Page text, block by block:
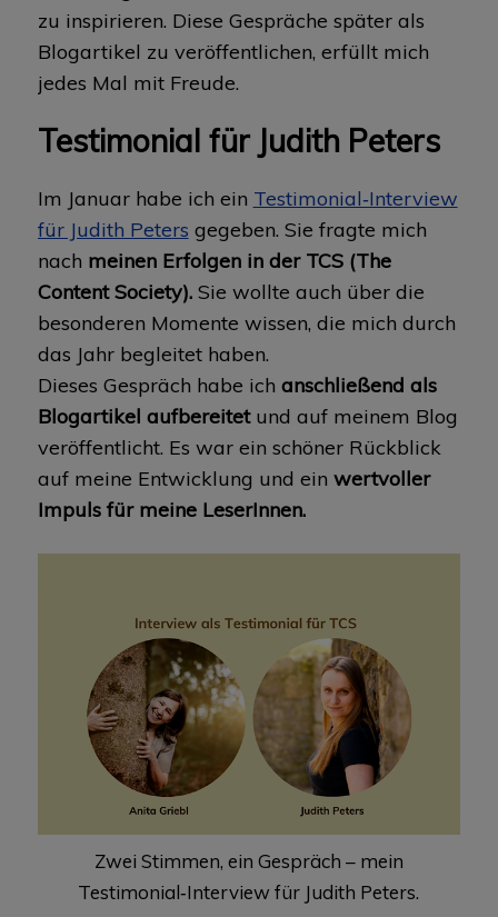
zu inspirieren. Diese Gespräche später als
Blogartikel zu veröffentlichen, erfüllt mich
jedes Mal mit Freude.
Testimonial für Judith Peters
Im Januar habe ich ein Testimonial‑Interview
für Judith Peters gegeben. Sie fragte mich
nach meinen Erfolgen in der TCS (The
Content Society).Sie wollte auch über die
besonderen Momente wissen, die mich durch
das Jahr begleitet haben.
Dieses Gespräch habe ich anschließend als
Blogartikel aufbereitetund auf meinem Blog
veröffentlicht. Es war ein schöner Rückblick
auf meine Entwicklung und ein wertvoller
Impuls für meine LeserInnen.
Zwei Stimmen, ein Gespräch – mein
Testimonial‑Interview für Judith Peters.